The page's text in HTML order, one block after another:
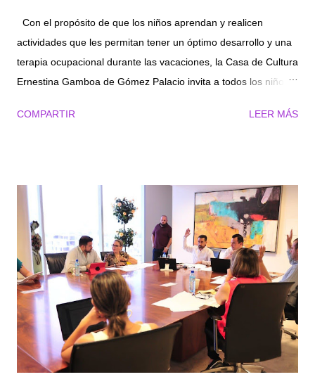
Con el propósito de que los niños aprendan y realicen
actividades que les permitan tener un óptimo desarrollo y una
terapia ocupacional durante las vacaciones, la Casa de Cultura
Ernestina Gamboa de Gómez Palacio invita a todos los niños
verano que se llevará a cabo del 11 de julio al 5 de agosto, en
cantos y juegos, teatro musical, guitarra clásica y popular, Tae
Kwon Do, Dibujo y pintura, Artes plásticas, Jazz, Preballet y
danza aérea, todos impartidos por maestros capacitados. El
curso de verano iniciará el próximo 5 de julio a partir de las 9
de la mañana, en las instalaciones de la Casa de la Cultura
ubicada en Lisboa y Londres, de la Colonia el Campestre de
Gómez Palacio, hasta el próximo 11 de agosto. Para obtener
mayor información sob...
COMPARTIR LEER MÁS